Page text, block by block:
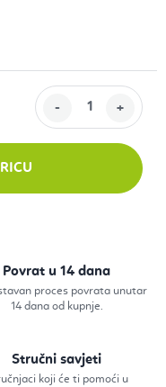
Povrat u 14 dana
proces povrata unutar
14 dana od kupnje.
Stručni savjeti
koji će ti pomoći u